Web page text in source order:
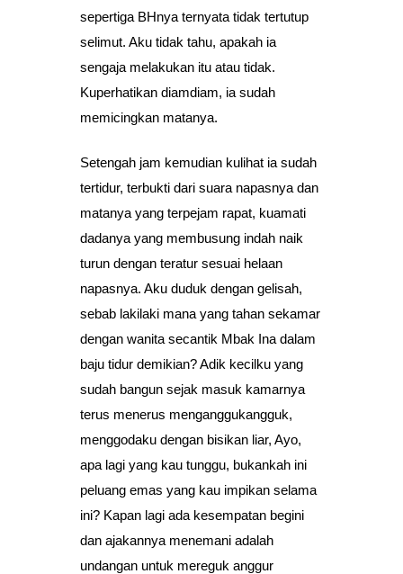
sepertiga BHnya ternyata tidak tertutup
selimut. Aku tidak tahu, apakah ia
sengaja melakukan itu atau tidak.
Kuperhatikan diamdiam, ia sudah
memicingkan matanya.
Setengah jam kemudian kulihat ia sudah
tertidur, terbukti dari suara napasnya dan
matanya yang terpejam rapat, kuamati
dadanya yang membusung indah naik
turun dengan teratur sesuai helaan
napasnya. Aku duduk dengan gelisah,
sebab lakilaki mana yang tahan sekamar
dengan wanita secantik Mbak Ina dalam
baju tidur demikian? Adik kecilku yang
sudah bangun sejak masuk kamarnya
terus menerus menganggukangguk,
menggodaku dengan bisikan liar, Ayo,
apa lagi yang kau tunggu, bukankah ini
peluang emas yang kau impikan selama
ini? Kapan lagi ada kesempatan begini
dan ajakannya menemani adalah
undangan untuk mereguk anggur